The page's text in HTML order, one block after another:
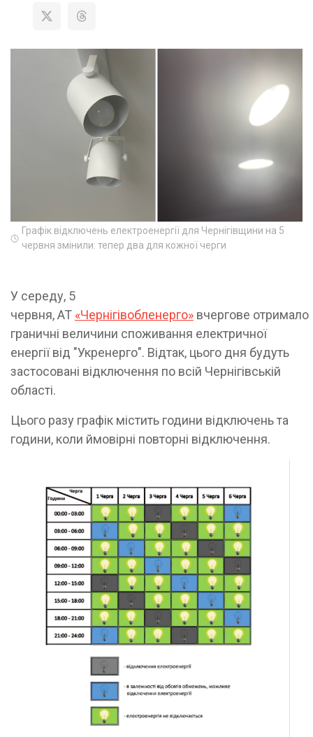
Графік відключень електроенергії для Чернігівщини на 5
червня змінили: тепер два для кожної черги
У середу, 5
червня, АТ «Чернігівобленерго» вчергове отримало
граничні величини споживання електричної
енергії від "Укренерго". Відтак, цього дня будуть
застосовані відключення по всій Чернігівській
області.
Цього разу графік містить години відключень та
години, коли ймовірні повторні відключення.